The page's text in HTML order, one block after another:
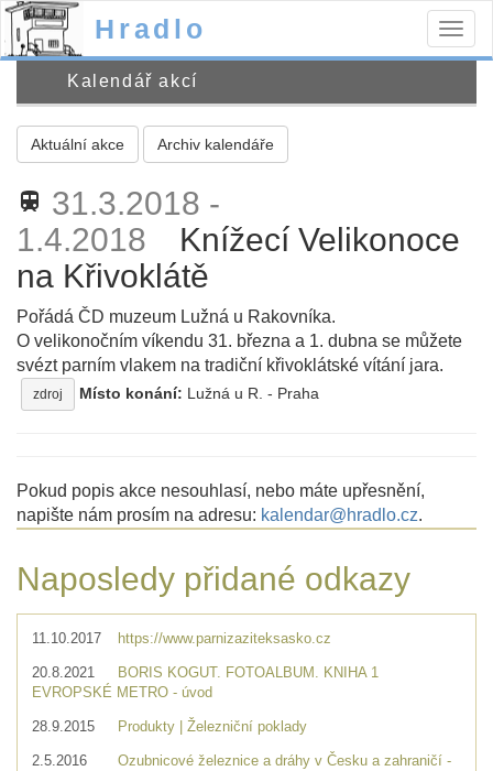
Hradlo
Kalendář akcí
Aktuální akce Archiv kalendáře
train 31.3.2018 -
1.4.2018
Knížecí Velikonoce
na Křivoklátě
Pořádá ČD muzeum Lužná u Rakovníka.
O velikonočním víkendu 31. března a 1. dubna se můžete
svézt parním vlakem na tradiční křivoklátské vítání jara.
zdroj Místo konání: Lužná u R. - Praha
Pokud popis akce nesouhlasí, nebo máte upřesnění,
napište nám prosím na adresu: kalendar@hradlo.cz.
Naposledy přidané odkazy
11.10.2017 https://www.parnizaziteksasko.cz
20.8.2021
BORIS KOGUT. FOTOALBUM. KNIHA 1
EVROPSKÉ METRO - úvod
28.9.2015 Produkty | Železniční poklady
2.5.2016
Ozubnicové železnice a dráhy v Česku a zahraničí -